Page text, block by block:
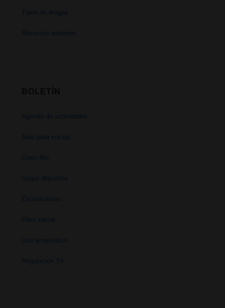
Tipos de drogas
Recursos externos
Agenda de actividades
Solo para socios
Open Mic
Grupo deportivo
Exposiciones
Obra social
Uso terapéutico
Regulación YA